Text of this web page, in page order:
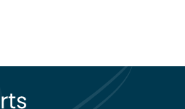
Produktidee “Flexi-Nuggets”
und
den Forschungskreis der